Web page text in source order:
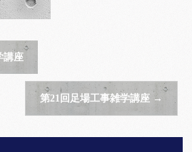
講座
第21回足場工事雑学講座 →